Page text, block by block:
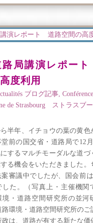
路局講演レポー
度利用
ブログ記事,
de Strasbourg ストラスブ
半年、イチョウの葉の黄色
前の国交省・道路局で12
にするマルチモーダルな道づ
る機会をいただきました。
案審議中でしたが、国会前
した。（写真上・主催機関
境・道路空間研究所の並河
環境・道路空間研究所のご
政は、道路が有する新たな価